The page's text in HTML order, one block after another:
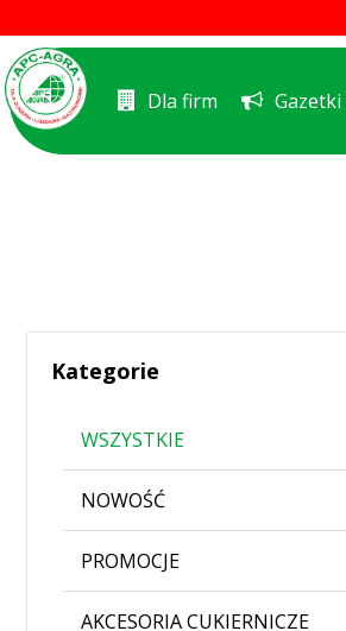
Dla firm
Kategorie
WSZYSTKIE
NOWOŚĆ
PROMOCJE
AKCESORIA CUKIERNICZE